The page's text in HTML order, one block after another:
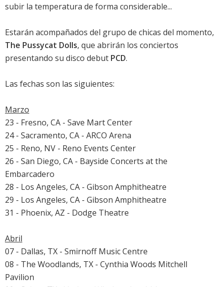
subir la temperatura de forma considerable...
Estarán acompañados del grupo de chicas del momento,
The Pussycat Dolls, que abrirán los conciertos
presentando su disco debut PCD.
Las fechas son las siguientes:
Marzo
23 - Fresno, CA - Save Mart Center
24 - Sacramento, CA - ARCO Arena
25 - Reno, NV - Reno Events Center
26 - San Diego, CA - Bayside Concerts at the
Embarcadero
28 - Los Angeles, CA - Gibson Amphitheatre
29 - Los Angeles, CA - Gibson Amphitheatre
31 - Phoenix, AZ - Dodge Theatre
Abril
07 - Dallas, TX - Smirnoff Music Centre
08 - The Woodlands, TX - Cynthia Woods Mitchell
Pavilion